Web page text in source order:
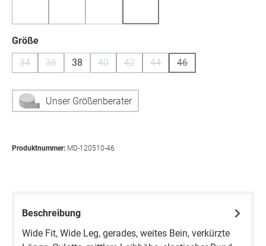
Größeauswählen
34
(Diese Option ist zurzeit nicht verfügbar.)
36
(Diese Option ist zurzeit nicht verfügbar.)
38 40
(Diese Option ist zurzeit nicht verfügbar.)
42
(Diese Option ist zurzeit nicht
44
(Diese Option ist zurzeit nicht
46
(Diese Option ist
Unser Größenberater
Produktnummer: MD-120510-46
Beschreibung
Wide Fit, Wide Leg, gerades, weites Bein, verkürzte